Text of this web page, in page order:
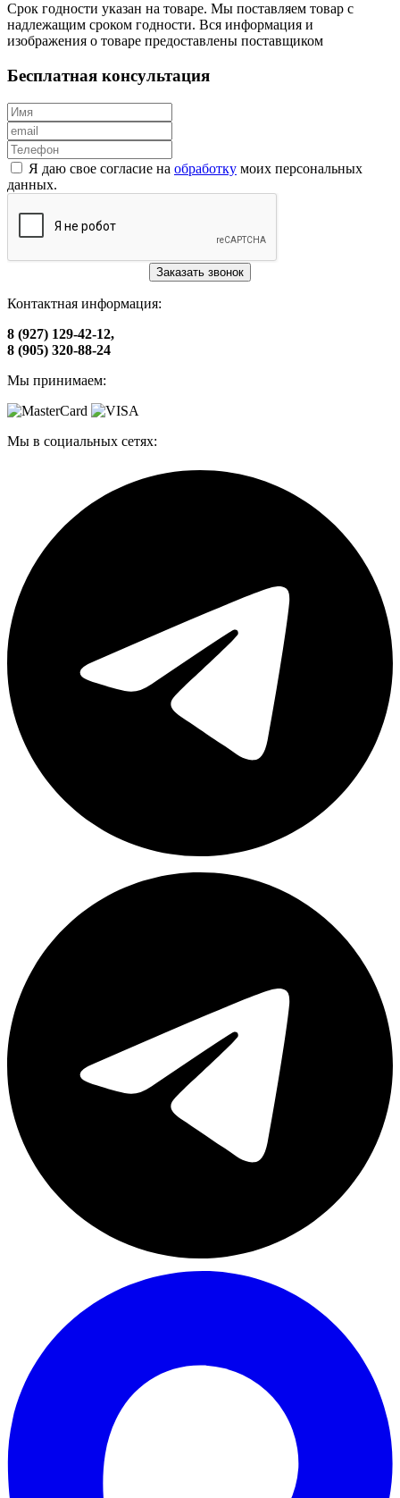
Срок годности указан на товаре. Мы поставляем товар с
надлежащим сроком годности. Вся информация и
изображения о товаре предоставлены поставщиком
Бесплатная консультация
Я даю свое согласие на обработку моих персональных
данных.
Заказать звонок
Контактная информация:
8 (927) 129-42-12,
8 (905) 320-88-24
Мы принимаем:
Мы в социальных сетях: